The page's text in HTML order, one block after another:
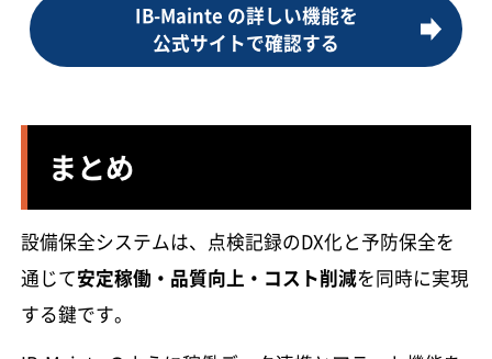
IB-Mainte の詳しい機能を
公式サイトで確認する
まとめ
設備保全システムは、点検記録のDX化と予防保全を
通じて安定稼働・品質向上・コスト削減を同時に実現
する鍵です。